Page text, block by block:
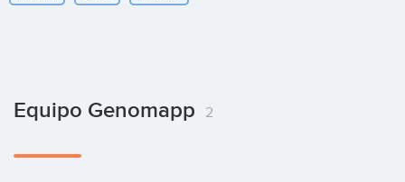
Equipo Genomapp 2